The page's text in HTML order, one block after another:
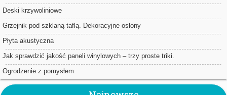
Deski krzywoliniowe
Grzejnik pod szklaną taflą. Dekoracyjne osłony
Płyta akustyczna
Jak sprawdzić jakość paneli winylowych – trzy proste triki.
Ogrodzenie z pomysłem